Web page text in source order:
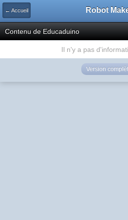
← Accueil Robot
Contenu de Educaduino
Il n'y a pas
Version